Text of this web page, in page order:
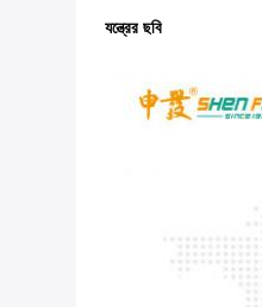
যন্ত্রের ছবি